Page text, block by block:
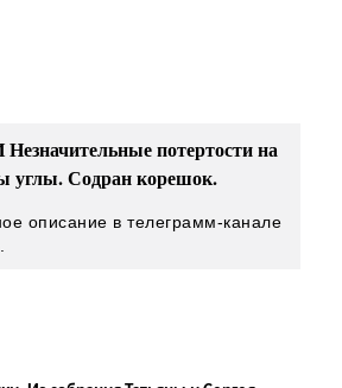
потертости на
углы. Содран корешок.
описание в телеграмм-канале